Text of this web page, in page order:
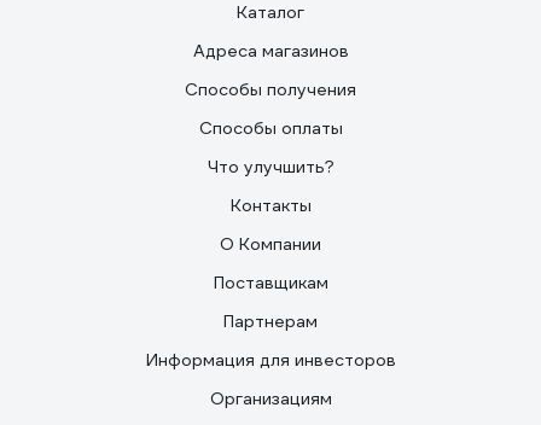
Каталог
Адреса магазинов
Способы получения
Способы оплаты
Что улучшить?
Контакты
О Компании
Поставщикам
Партнерам
Информация для инвесторов
Организациям